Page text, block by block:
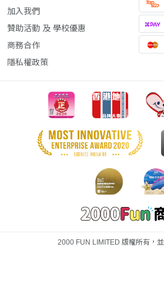
加入我們
贊助活動 及 學校優惠
商務合作
隱私權政策
2000 FUN LIMITED 版權所有，